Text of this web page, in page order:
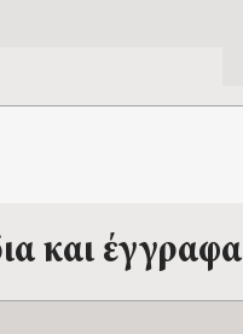
και έγγραφα